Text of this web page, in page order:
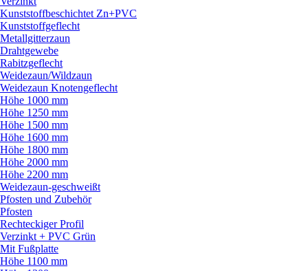
Kunststoffbeschichtet Zn+PVC
Kunststoffgeflecht
Metallgitterzaun
Drahtgewebe
Rabitzgeflecht
Weidezaun/Wildzaun
Weidezaun Knotengeflecht
Höhe 1000 mm
Höhe 1250 mm
Höhe 1500 mm
Höhe 1600 mm
Höhe 1800 mm
Höhe 2000 mm
Höhe 2200 mm
Weidezaun-geschweißt
Pfosten und Zubehör
Pfosten
Rechteckiger Profil
Verzinkt + PVC Grün
Mit Fußplatte
Höhe 1100 mm